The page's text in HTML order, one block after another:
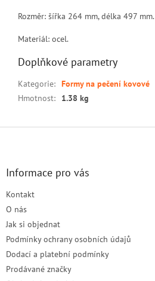
Rozměr: šířka 264 mm, délka 497 mm.
Materiál: ocel.
Doplňkové parametry
Kategorie: Formy na pečení kovové
Hmotnost: 1.38 kg
Informace pro vás
Kontakt
O nás
Jak si objednat
Podmínky ochrany osobních údajů
Dodací a platební podmínky
Prodávané značky